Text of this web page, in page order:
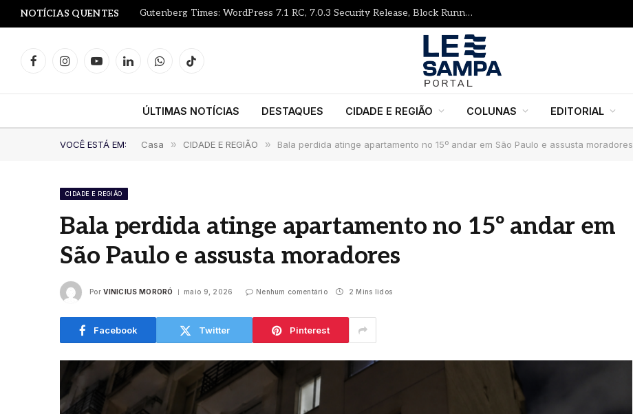
NOTÍCIAS QUENTES Gutenberg Times: WordPress 7.1 RC, 7.0.3 Security Release, Block Runner, New Playground UI and more — Weekend Edition 372
FacebookInstagramYouTubeLinkedInWhatsAppTikTok
ÚLTIMAS NOTÍCIAS DESTAQUES CIDADE E REGIÃO COLUNAS EDITORIAL
VOCÊ ESTÁ EM: Casa » CIDADE E REGIÃO » Bala perdida atinge apartamento no 15º andar em São Paulo e assusta moradores
CIDADE E REGIÃO
Bala perdida atinge apartamento no 15º andar em
São Paulo e assusta moradores
Por VINICIUS MORORÓ maio 9, 2026 Nenhum comentário 2 Mins lidos
Facebook Twitter Pinterest